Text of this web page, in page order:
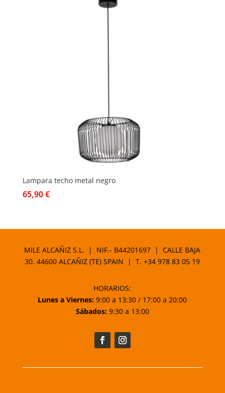
Lampara techo metal negro
65,90€
MILE ALCAÑIZ S.L. | NIF.- B44201697 | CALLE BAJA
30. 44600 ALCAÑIZ (TE) SPAIN | T.+34 978 83 05 19
HORARIOS:
Lunes a Viernes: 9:00 a 13:30 / 17:00 a 20:00
Sábados:9:30 a 13:00